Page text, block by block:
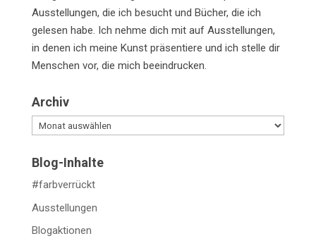
Ausstellungen, die ich besucht und Bücher, die ich
gelesen habe. Ich nehme dich mit auf Ausstellungen,
in denen ich meine Kunst präsentiere und ich stelle dir
Menschen vor, die mich beeindrucken.
Archiv
Archiv
Blog-Inhalte
#farbverrückt
Ausstellungen
Blogaktionen